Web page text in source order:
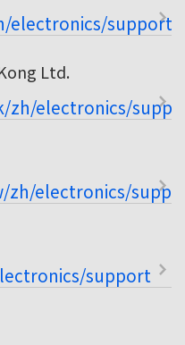
electronics/support
Ltd.
zh/electronics/
zh/electronics/
support